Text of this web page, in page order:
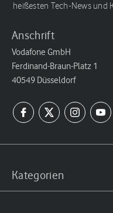
heißesten Tech-News und
Anschrift
Vodafone GmbH
Ferdinand-Braun-Platz 1
40549 Düsseldorf
Kategorien